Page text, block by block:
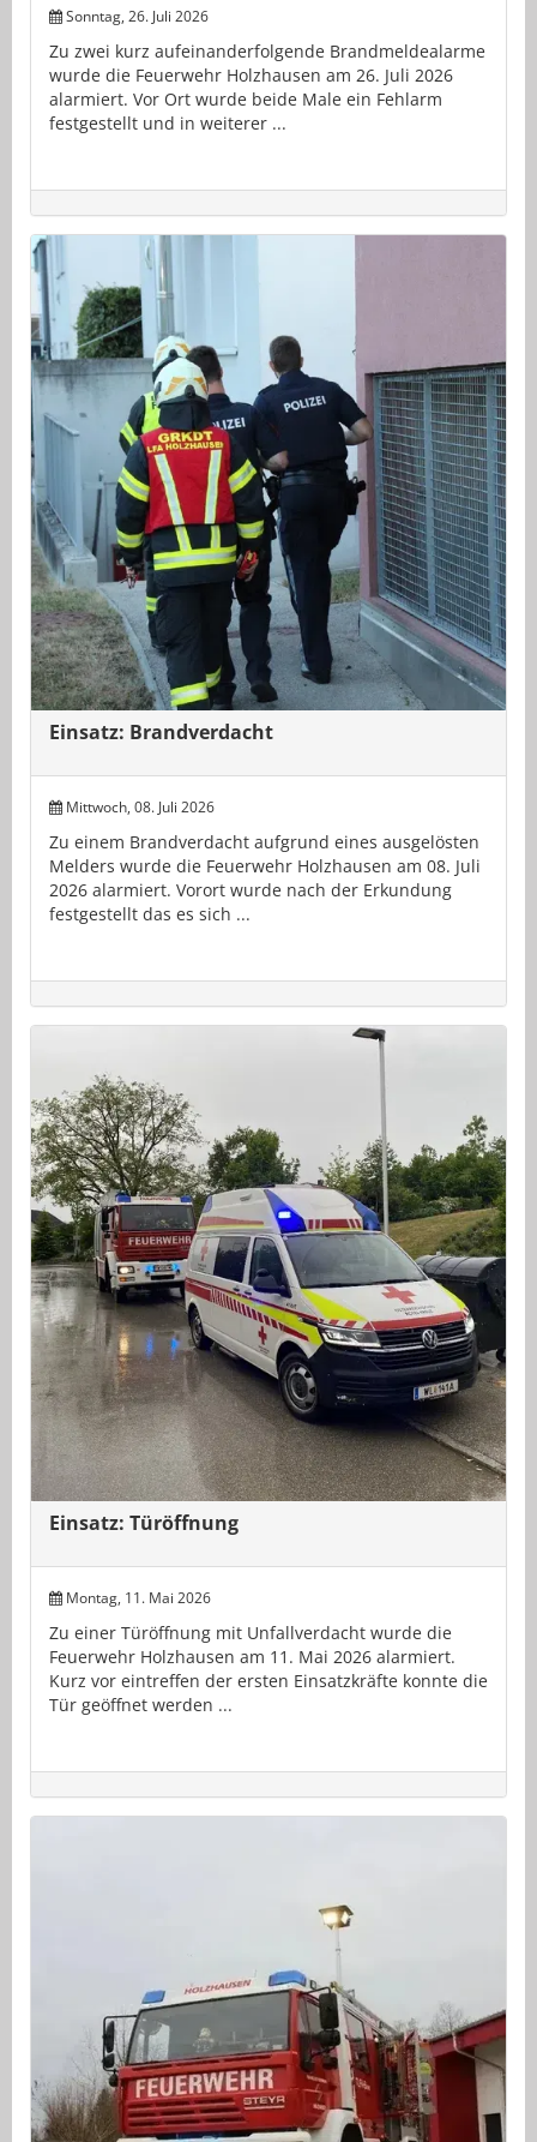
Sonntag, 26. Juli 2026
Zu zwei kurz aufeinanderfolgende Brandmeldealarme
wurde die Feuerwehr Holzhausen am 26. Juli 2026
alarmiert. Vor Ort wurde beide Male ein Fehlarm
festgestellt und in weiterer ...
Einsatz: Brandverdacht
Mittwoch, 08. Juli 2026
Zu einem Brandverdacht aufgrund eines ausgelösten
Melders wurde die Feuerwehr Holzhausen am 08. Juli
2026 alarmiert. Vorort wurde nach der Erkundung
festgestellt das es sich ...
Einsatz: Türöffnung
Montag, 11. Mai 2026
Zu einer Türöffnung mit Unfallverdacht wurde die
Feuerwehr Holzhausen am 11. Mai 2026 alarmiert.
Kurz vor eintreffen der ersten Einsatzkräfte konnte die
Tür geöffnet werden ...